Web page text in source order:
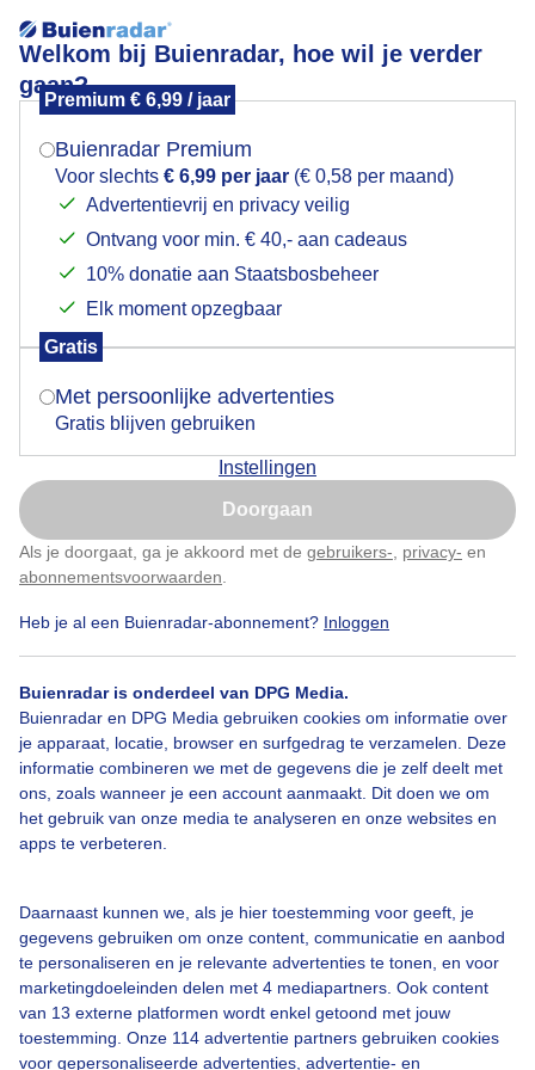
Welkom bij Buienradar, hoe wil je verder
gaan?
Premium € 6,99 / jaar
Buienradar Premium
Voor slechts € 6,99 per jaar (€ 0,58 per maand)
Advertentievrij en privacy veilig
Ontvang voor min. € 40,- aan cadeaus
10% donatie aan Staatsbosbeheer
Elk moment opzegbaar
Gratis
Met persoonlijke advertenties
Gratis blijven gebruiken
Instellingen
Doorgaan
Als je doorgaat, ga je akkoord met de gebruikers- privacy- en
abonnementsvoorwaarden
Heb je al een Buienradar-abonnement? Inloggen
Buienradar is onderdeel van DPG Media.
Buienradar en DPG Media gebruiken cookies om informatie over
je apparaat, locatie, browser en surfgedrag te verzamelen. Deze
informatie combineren we met de gegevens die je zelf deelt met
ons, zoals wanneer je een account aanmaakt. Dit doen we om
het gebruik van onze media te analyseren en onze websites en
apps te verbeteren.
Daarnaast kunnen we, als je hier toestemming voor geeft, je
gegevens gebruiken om onze content, communicatie en aanbod
te personaliseren en je relevante advertenties te tonen, en voor
marketingdoeleinden delen met 4 mediapartners. Ook content
van 13 externe platformen wordt enkel getoond met jouw
toestemming. Onze 114 advertentie partners gebruiken cookies
voor gepersonaliseerde advertenties, advertentie- en
lijsterbes
Een moment geduld aub...
Populaire categorieën
Lente
Zomer
Over Buienradar
Bedrijfsgegevens
Veelgestelde vragen
Contact
Toegankelijkheid
Buienradar Team
Privacy beleid
Cookie beleid
Privacy instellingen
Mogen we je locatie gebruiken voor het
Indien je hier nog geen akkoord op hebt gegeven,
verschijnt er zo een pop-up uit je browser waarin
Is goed, toon de popup
Nu niet, misschien later
Klik hierom dit aan te passen